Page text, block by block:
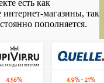
есть как
магазины, так
пополняется.